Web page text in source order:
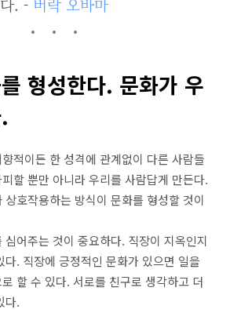
다. - 버락 오바마
형성한다. 문화가 우
적이든 한 성격에 관계없이 다른 사람들
할 뿐만 아니라 우리를 사람답게 만든다.
호작용하는 방식이 문화를 형성할 것이
어주는 것이 중요하다. 직장이 지옥인지
다. 직장에 긍정적인 문화가 있으면 일을
할 수 있다. 서로를 친구로 생각하고 더
다.